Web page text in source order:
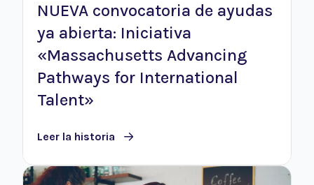
NUEVA convocatoria de ayudas
ya abierta: Iniciativa
«Massachusetts Advancing
Pathways for International
Talent»
Leer la historia